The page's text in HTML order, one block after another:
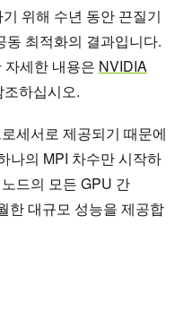
위해 수년 동안 끈질기
최적화의 결과입니다.
세한 내용은 NVIDIA
하십시오.
세서로 제공되기 때문에
나의 MPI 차수만 시작하
드의 모든 GPU 간
한 대규모 성능을 제공합